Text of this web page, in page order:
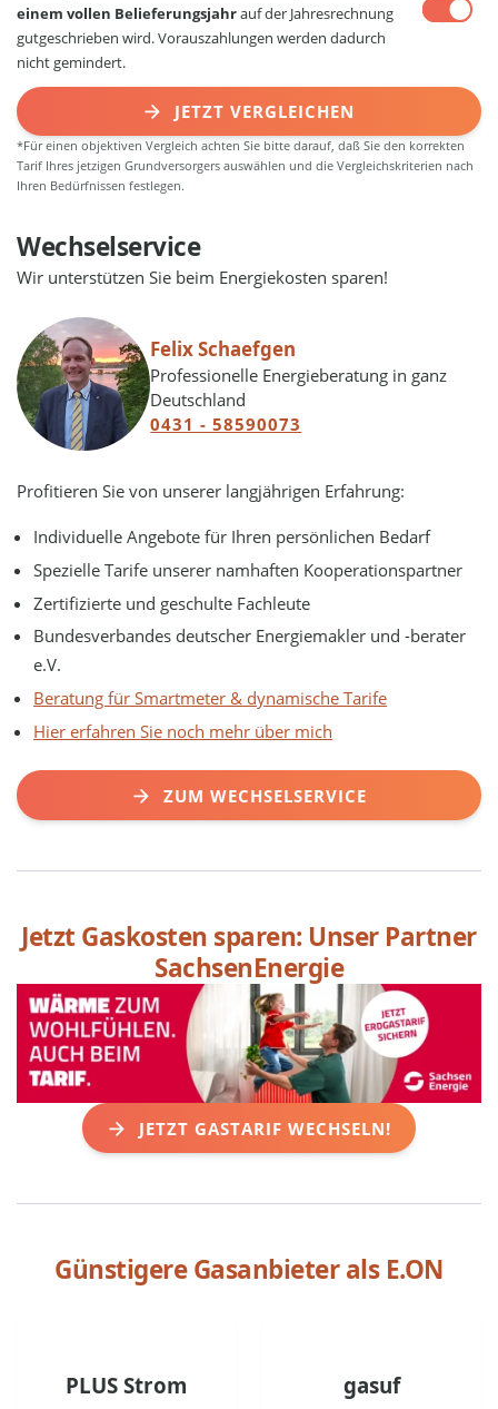
einem vollen Belieferungsjahrauf der Jahresrechnung
gutgeschrieben wird. Vorauszahlungen werden dadurch
nicht gemindert.
JETZT VERGLEICHEN
*Für einen objektiven Vergleich achten Sie bitte darauf, daß Sie den korrekten
Tarif Ihres jetzigen Grundversorgers auswählen und die Vergleichskriterien nach
Ihren Bedürfnissen festlegen.
Wechselservice
Wir unterstützen Sie beim Energiekosten sparen!
Felix Schaefgen
Professionelle Energieberatung in ganz
Deutschland
0431 - 58590073
Profitieren Sie von unserer langjährigen Erfahrung:
Individuelle Angebote für Ihren persönlichen Bedarf
Spezielle Tarife unserer namhaften Kooperationspartner
Zertifizierte und geschulte Fachleute
Bundesverbandes deutscher Energiemakler und -berater
e.V.
Beratung für Smartmeter & dynamische Tarife
Hier erfahren Sie noch mehr über mich
ZUM WECHSELSERVICE
Jetzt Gaskosten sparen: Unser Partner
SachsenEnergie
JETZT GASTARIF WECHSELN!
Günstigere Gasanbieter als E.ON
PLUS Strom gasuf